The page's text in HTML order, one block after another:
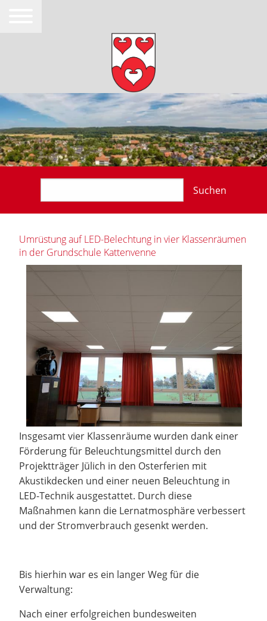
Suchen
Umrüstung auf LED-Belechtung in vier Klassenräumen
in der Grundschule Kattenvenne
Insgesamt vier Klassenräume wurden dank einer
Förderung für Beleuchtungsmittel durch den
Projektträger Jülich in den Osterferien mit
Akustikdecken und einer neuen Beleuchtung in
LED-Technik ausgestattet. Durch diese
Maßnahmen kann die Lernatmosphäre verbessert
und der Stromverbrauch gesenkt werden.
Bis hierhin war es ein langer Weg für die
Verwaltung:
Nach einer erfolgreichen bundesweiten